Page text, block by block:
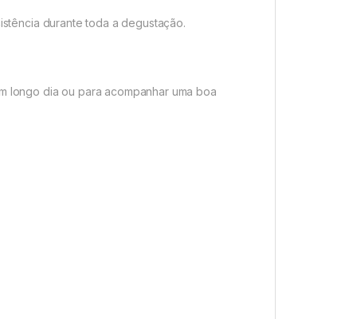
durante toda a degustação.
longo dia ou para acompanhar uma boa